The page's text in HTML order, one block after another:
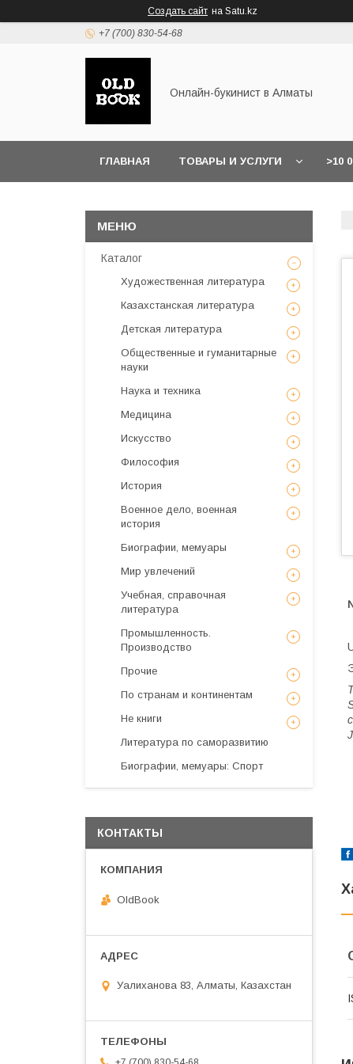
Создать сайт на Satu.kz
+7 (700) 830-54-68
Онлайн-букинист в Алматы
ГЛАВНАЯ ТОВАРЫ И УСЛУГИ >10
Каталог
Художественная литература
Казахстанская литература
Детская литература
Общественные и гуманитарные
науки
Наука и техника
Медицина
Искусствo
Философия
История
Военное дело, военная
история
Биографии, мемуары
Мир увлечений
Учебная, справочная
литература
Промышленность.
Производство
Прочие
По странам и континентам
Не книги
Литература по саморазвитию
Биографии, мемуары: Спорт
КОНТАКТЫ
OldBook
Уалиханова 83, Алматы, Казахстан